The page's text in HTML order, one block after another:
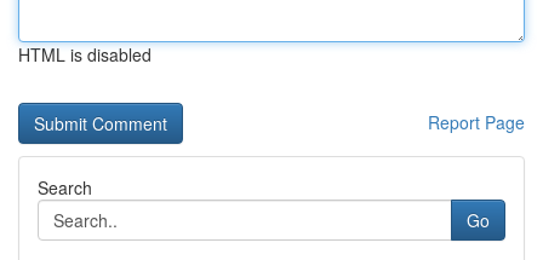
HTML is disabled
Report Page
Search
Go